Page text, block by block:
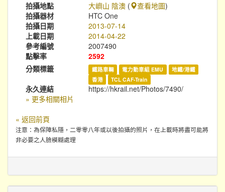
拍攝地點 大嶼山 陰澳 ( 查看地圖)
拍攝器材
HTC One
拍攝日期
2013-07-14
上載日期
2014-04-22
參考編號
2007490
點擊率
2592
分類標籤
鐵路車輛 電力動車組 EMU
地鐵/港鐵
香港
TCL CAF-Train
永久連結
https://hkrail.net/Photos/7490/
» 更多相關相片
« 返回前頁
注意：為保障私隱，二零零八年或以後拍攝的照片，在上載時將盡可能將
非必要之人臉模糊處理